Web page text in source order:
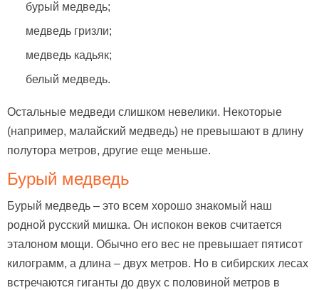
бурый медведь;
медведь гризли;
медведь кадьяк;
белый медведь.
Остальные медведи слишком невелики. Некоторые
(например, малайский медведь) не превышают в длину
полутора метров, другие еще меньше.
Бурый медведь
Бурый медведь – это всем хорошо знакомый наш
родной русский мишка. Он испокон веков считается
эталоном мощи. Обычно его вес не превышает пятисот
килограмм, а длина – двух метров. Но в сибирских лесах
встречаются гиганты до двух с половиной метров в